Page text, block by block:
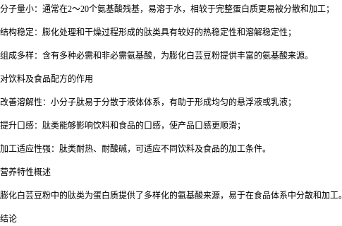
分子量小：通常在2～20个氨基酸残基，易溶于水，相较于完整蛋白质更易被分散和加工；
结构稳定：膨化处理和干燥过程形成的肽类具有较好的热稳定性和溶解稳定性；
组成多样：含有多种必需和非必需氨基酸，为膨化白芸豆粉提供丰富的氨基酸来源。
对饮料及食品配方的作用
改善溶解性：小分子肽易于分散于液体体系，有助于形成均匀的悬浮液或乳液；
提升口感：肽类能够影响饮料和食品的口感，使产品口感更顺滑；
加工适应性强：肽类耐热、耐酸碱，可适应不同饮料及食品的加工条件。
营养特性概述
膨化白芸豆粉中的肽类为蛋白质提供了多样化的氨基酸来源，易于在食品体系中分散和加
结论